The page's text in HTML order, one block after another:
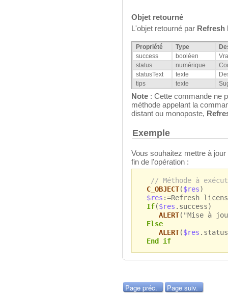
Objet retourné
L'objet retourné par Refresh
Propriété Type
success
booléen
status
numérique
statusText
texte
tips
texte
Note : Cette commande ne
méthode appelant la
distant ou monoposte,
Exemple
Vous souhaitez mettre à
fin de l'opération :
// Méthode à
C_OBJECT($res)
$res :=Refresh
If($res .success)
ALERT("Mise à
Else
ALERT($res
End if
Page préc. Page suiv.